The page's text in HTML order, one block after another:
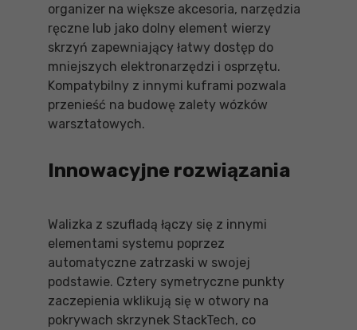
organizer na większe akcesoria, narzędzia
ręczne lub jako dolny element wierzy
skrzyń zapewniający łatwy dostęp do
mniejszych elektronarzędzi i osprzętu.
Kompatybilny z innymi kuframi pozwala
przenieść na budowę zalety wózków
warsztatowych.
Innowacyjne rozwiązania
Walizka z szufladą łączy się z innymi
elementami systemu poprzez
automatyczne zatrzaski w swojej
podstawie. Cztery symetryczne punkty
zaczepienia wklikują się w otwory na
pokrywach skrzynek StackTech, co